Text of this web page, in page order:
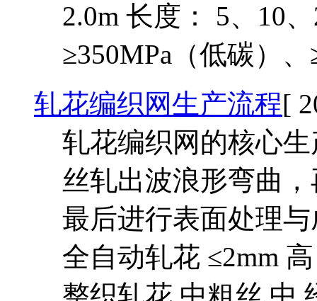
2.0m 长度： 5、10
≥350MPa（低碳）
轧花编织网生产流程[
轧花编织网的核心
丝轧出波浪形弯曲
最后进行表面处理
全自动轧花 ≤2mm